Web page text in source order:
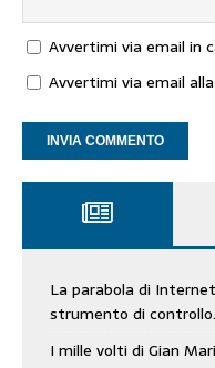
Avvertimi via email in
Avvertimi via email
La parabola di
strumento di
I mille volti di Gian